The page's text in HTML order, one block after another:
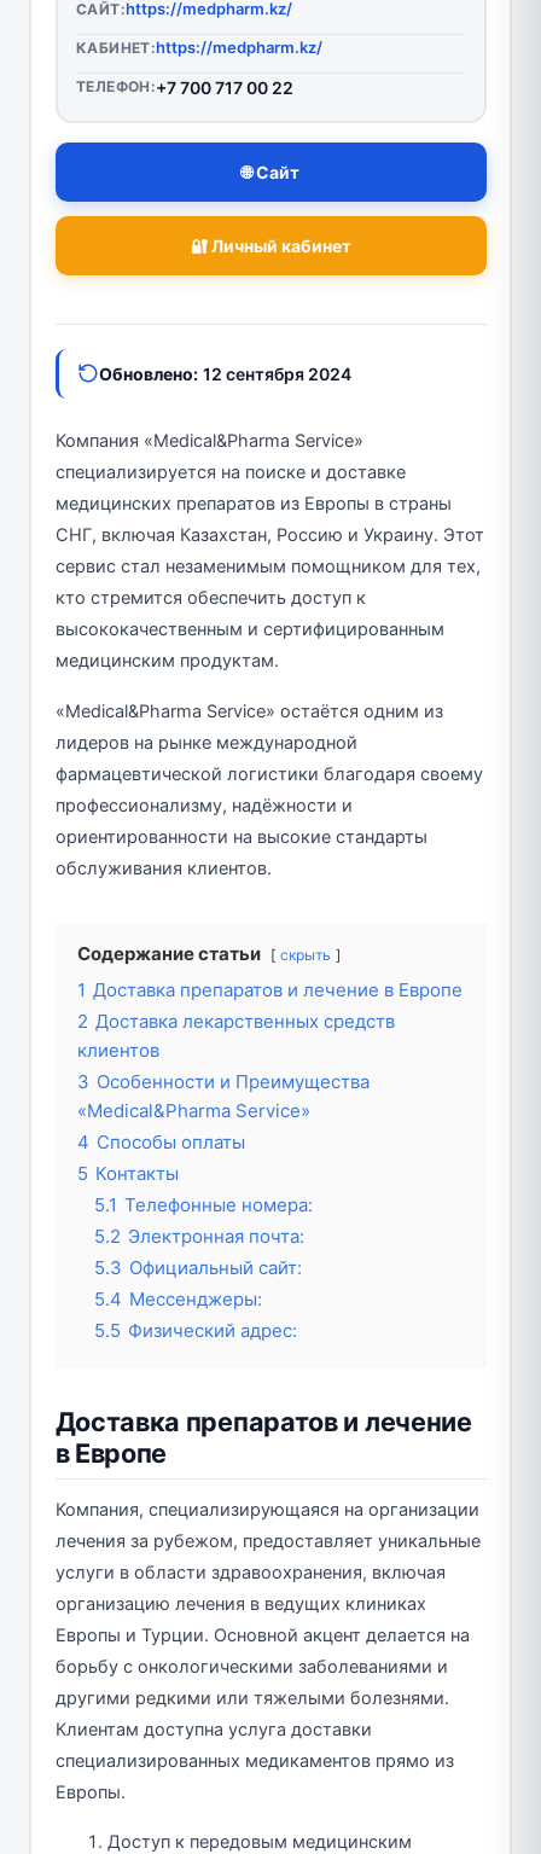
САЙТ:https://medpharm.kz/
КАБИНЕТ:https://medpharm.kz/
ТЕЛЕФОН:+7 700 717 00 22
🌐 Сайт
🔐 Личный кабинет
Обновлено: 12 сентября 2024
Компания «Medical&Pharma Service»
специализируется на поиске и доставке
медицинских препаратов из Европы в страны
СНГ, включая Казахстан, Россию и Украину. Этот
сервис стал незаменимым помощником для тех,
кто стремится обеспечить доступ к
высококачественным и сертифицированным
медицинским продуктам.
«Medical&Pharma Service» остаётся одним из
лидеров на рынке международной
фармацевтической логистики благодаря своему
профессионализму, надёжности и
ориентированности на высокие стандарты
обслуживания клиентов.
Содержание статьи скрыть
1 Доставка препаратов и лечение в Европе
2 Доставка лекарственных средств
клиентов
3 Особенности и Преимущества
«Medical&Pharma Service»
4 Способы оплаты
5 Контакты
5.1 Телефонные номера:
5.2 Электронная почта:
5.3 Официальный сайт:
5.4 Мессенджеры:
5.5 Физический адрес:
Доставка препаратов и лечение
в Европе
Компания, специализирующаяся на организации
лечения за рубежом, предоставляет уникальные
услуги в области здравоохранения, включая
организацию лечения в ведущих клиниках
Европы и Турции. Основной акцент делается на
борьбу с онкологическими заболеваниями и
другими редкими или тяжелыми болезнями.
Клиентам доступна услуга доставки
специализированных медикаментов прямо из
Европы.
Доступ к передовым медицинским